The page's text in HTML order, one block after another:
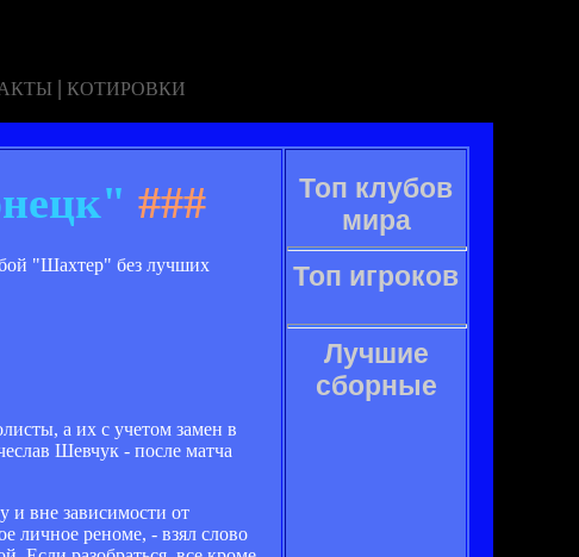
| КОТИРОВКИ
###
"Шахтер" без лучших
а их с учетом замен в
Шевчук - после матча
и вне зависимости от
личное реноме, - взял слово
Топ клубов
мира
Топ игроков
Лучшие
сборные